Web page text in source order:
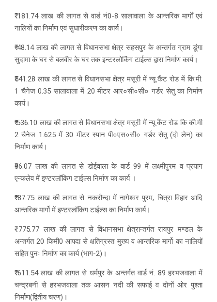
₹ 181.74 लाख की लागत से वार्ड नं0-8 सालावाला के आन्तरिक मार्गों एवं
नालियों का निर्माण एवं सुधारीकरण का कार्य।
₹ 48.14 लाख की लागत से विधानसभा क्षेत्र सहसपुर के अन्तर्गत ग्राम डूंगा
सुदामा के घर से बलवीर के घर तक इन्टरलोकिंग टाईल्स द्वारा निर्माण कार्य।
₹541.28 लाख की लागत से विधानसभा क्षेत्र मसूरी में न्यू कैंट रोड में कि.मी.
1 चैनेज 0.35 सालावाला में 20 मीटर आर०सी०सी० गर्डर सेतु का निर्माण
कार्य।
₹ 536.10 लाख की लागत से विधानसभा क्षेत्र मसूरी में न्यू कैंट रोड कि की.मी
2 चैनेज 1.625 में 30 मीटर स्पान पी०एस०सी० गर्डर सेतु (दो लेन) का
निर्माण कार्य।
₹96.07 लाख की लागत से डोईवाला के वार्ड 99 में लक्ष्मीपुरम व प्रयाग
एन्कलेव में इण्टरलॉकिग टाईल्स निर्माण का कार्य ।
₹ 87.75 लाख की लागत से नकरौन्दा में नागेश्वर पुरम, चित्रा विहार आदि
आन्तरिक मार्गो में इण्टरलॉकिग टाईल्स का निर्माण कार्य।
₹ 775.77 लाख की लागत से विधानसभा क्षेत्रान्तर्गत रायपुर मण्डल के
अन्तर्गत 20 किमी0 आपदा से क्षतिग्रस्त मुख्य व आन्तरिक मार्गो का नालियों
सहित पुनः निर्माण का कार्य (भाग-2)।
₹ 611.54 लाख की लागत से धर्मपुर के अन्तर्गत वार्ड नं. 89 हरभजवाला में
चन्द्रबनी से हरभजवाला तक आसन नदी की सफाई व दोनों ओर पुश्ता
निर्माण(द्वितीय चरण)।